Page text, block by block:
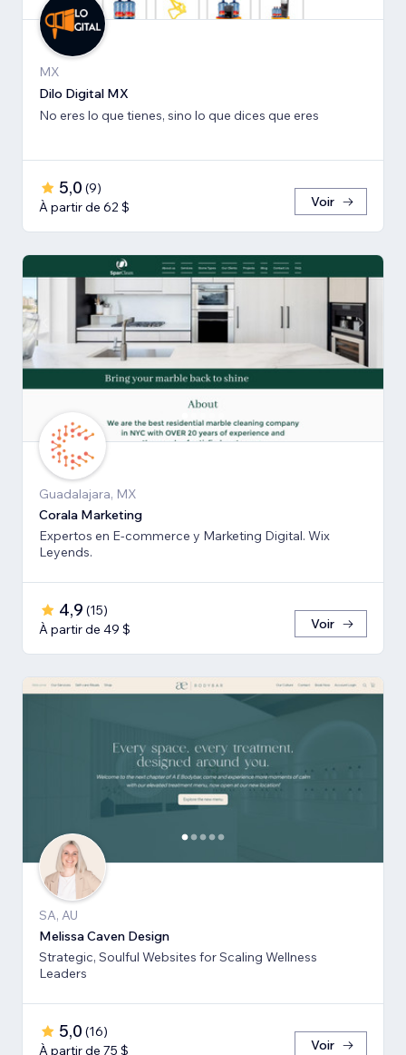
MX
Dilo Digital MX
No eres lo que tienes, sino lo que dices que eres
5,0 (9)
À partir de 62 $
Voir
Guadalajara, MX
Corala Marketing
Expertos en E-commerce y Marketing Digital. Wix
Leyends.
4,9 (15)
À partir de 49 $
Voir
SA, AU
Melissa Caven Design
Strategic, Soulful Websites for Scaling Wellness
Leaders
5,0 (16)
À partir de 75 $
Voir